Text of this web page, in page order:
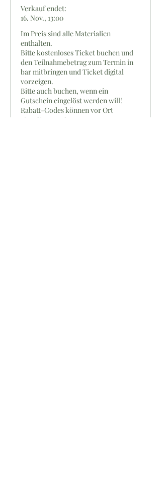
Verkauf endet:
16. Nov., 13:00
Im Preis sind alle Materialien
enthalten.
Bitte kostenloses Ticket buchen und
den Teilnahmebetrag zum Termin in
bar mitbringen und Ticket digital
vorzeigen.
Bitte auch buchen, wenn ein
Gutschein eingelöst werden will!
Rabatt-Codes können vor Ort
eingelöst werden.